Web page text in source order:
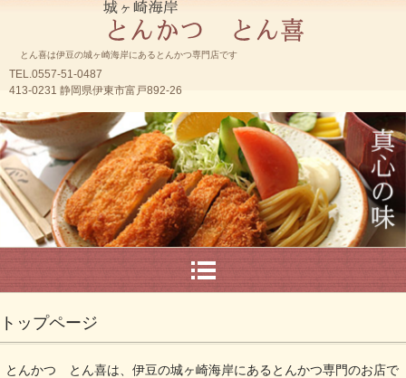
とん喜は伊豆の城ヶ崎海岸にあるとんかつ専門店です
TEL.0557-51-0487
413-0231 静岡県伊東市富戸892-26
トップページ
とんかつ とん喜は、伊豆の城ヶ崎海岸にあるとんかつ専門のお店で